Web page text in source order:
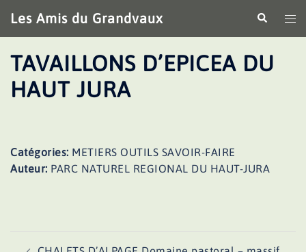
au
contenu
Les Amis du Grandvaux
le
TAVAILLONS D’EPICEA DU
HAUT JURA
Catégories: METIERS OUTILS SAVOIR-FAIRE
Auteur: PARC NATUREL REGIONAL DU HAUT-JURA